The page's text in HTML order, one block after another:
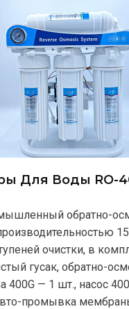
Для Воды RO-
обратно-
очистки, в
гусак, обратно-
400G — 1 шт., насос
промывка